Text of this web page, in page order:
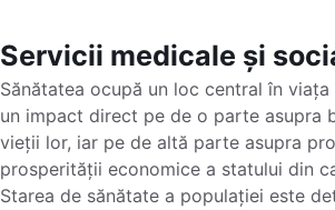
Servicii medicale și
Sănătatea ocupă un loc central în
un impact direct pe de o parte asupra
vieții lor, iar pe de altă parte asupra
prosperității economice a statului din
Starea de sănătate a populației este